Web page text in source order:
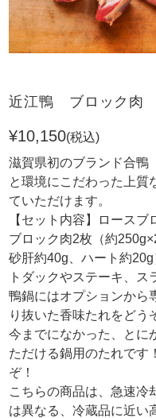
近江鴨 ブロック肉
¥10,150(税込)
滋賀県初のブランド合鴨
と環境にこだわった上質
ていただけます。
【セット内容】ロース
ブロック肉2枚（約
砂肝約40g、ハート約
トダックやステーキ、ス
鴨鍋にはオプションから
り抜いた香味たれをどう
今までになかった、とに
ただける鍋用のたれです
ぞ！
こちらの商品は、急速冷
は異なる、冷蔵品に近い